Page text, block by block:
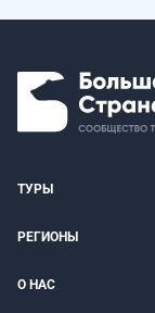
ТУРЫ
РЕГИОНЫ
О НАС